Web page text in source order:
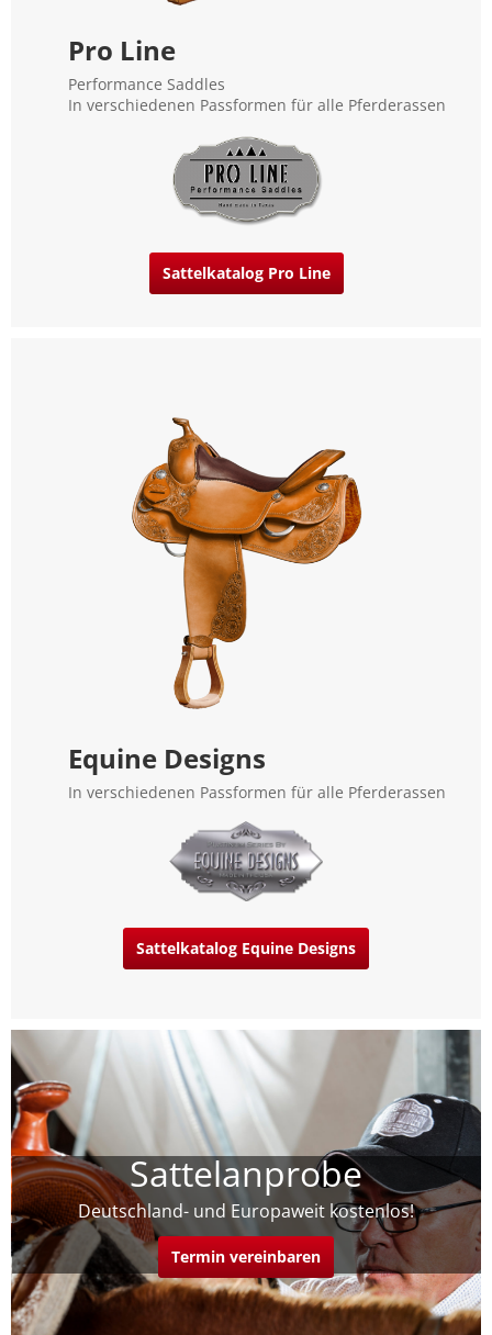
Pro Line
Performance Saddles
In verschiedenen Passformen für alle Pferderassen
Sattelkatalog Pro Line
Equine Designs
In verschiedenen Passformen für alle Pferderassen
Sattelkatalog Equine Designs
Sattelanprobe
Deutschland- und Europaweit kostenlos!
Termin vereinbaren